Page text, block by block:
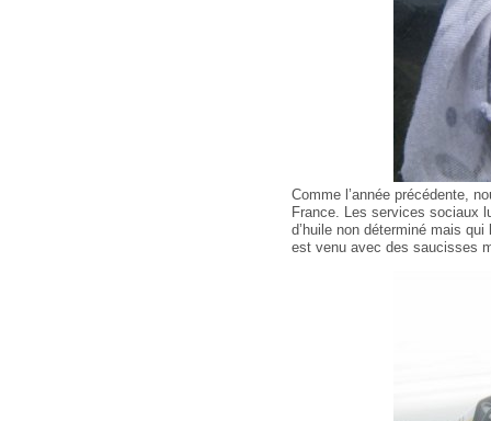
Comme l’année précédente,
France. Les services sociaux
d’huile non déterminé mais
est venu avec des saucisses